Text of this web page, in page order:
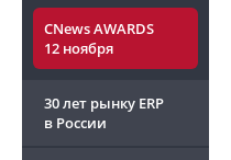
CNews AWARDS
12 ноября
30 лет рынку ERP
в России